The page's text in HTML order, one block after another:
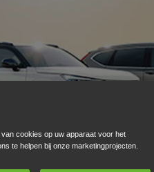
cookies op uw apparaat voor het
te helpen bij onze marketingprojecten.